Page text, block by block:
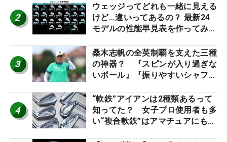
2
ウェッジってどれも一緒に見える
けど…違いってあるの？ 最新24
モデルの性能早見表を作ってみ
3
桑木志帆の全英制覇を支えた三種
の神器？ 『スピンが入り過ぎな
いボール』『振りやすいシャフ
ー』 #女子プロセッティング
4
“軟鉄”アイアンは2種類あるって
知ってた？ 女子プロ使用者も多
い“複合軟鉄”はアマチュアにもオ